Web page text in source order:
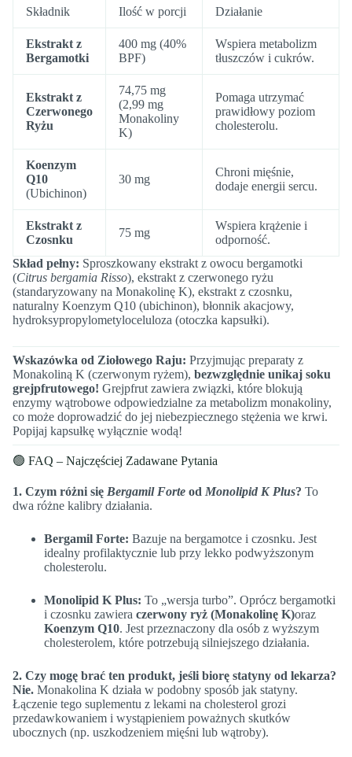
Składnik Ilość w porcji Działanie
Ekstrakt z
Bergamotki
400 mg (40%
BPF)
Wspiera metabolizm
tłuszczów i cukrów.
Ekstrakt z
Czerwonego
Ryżu
74,75 mg
(2,99 mg
Monakoliny
K)
Pomaga utrzymać
prawidłowy poziom
cholesterolu.
Koenzym
Q10
(Ubichinon)
30 mg
Chroni mięśnie,
dodaje energii sercu.
Ekstrakt z
Czosnku
75 mg
Wspiera krążenie i
odporność.
Skład pełny: Sproszkowany ekstrakt z owocu bergamotki
(Citrus bergamia Risso), ekstrakt z czerwonego ryżu
(standaryzowany na Monakolinę K), ekstrakt z czosnku,
naturalny Koenzym Q10 (ubichinon), błonnik akacjowy,
hydroksypropylometyloceluloza (otoczka kapsułki).
Wskazówka od Ziołowego Raju: Przyjmując preparaty z
Monakoliną K (czerwonym ryżem), bezwzględnie unikaj soku
grejpfrutowego! Grejpfrut zawiera związki, które blokują
enzymy wątrobowe odpowiedzialne za metabolizm monakoliny,
co może doprowadzić do jej niebezpiecznego stężenia we krwi.
Popijaj kapsułkę wyłącznie wodą!
🟢 FAQ – Najczęściej Zadawane Pytania
1. Czym różni się Bergamil Forte od Monolipid K Plus? To
dwa różne kalibry działania.
Bergamil Forte: Bazuje na bergamotce i czosnku. Jest
idealny profilaktycznie lub przy lekko podwyższonym
cholesterolu.
Monolipid K Plus: To „wersja turbo”. Oprócz bergamotki
i czosnku zawiera czerwony ryż (Monakolinę K)oraz
Koenzym Q10. Jest przeznaczony dla osób z wyższym
cholesterolem, które potrzebują silniejszego działania.
2. Czy mogę brać ten produkt, jeśli biorę statyny od lekarza?
Nie. Monakolina K działa w podobny sposób jak statyny.
Łączenie tego suplementu z lekami na cholesterol grozi
przedawkowaniem i wystąpieniem poważnych skutków
ubocznych (np. uszkodzeniem mięśni lub wątroby).